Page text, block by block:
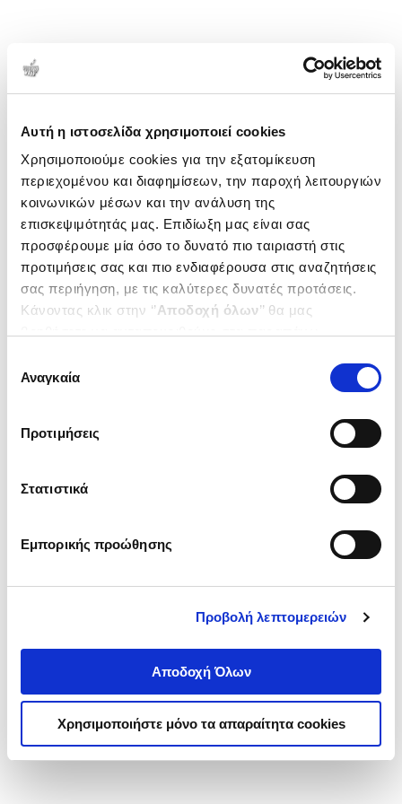
Αυτή η ιστοσελίδα χρησιμοποιεί cookies
Χρησιμοποιούμε cookies για την εξατομίκευση
περιεχομένου και διαφημίσεων, την παροχή λειτουργιών
κοινωνικών μέσων και την ανάλυση της
επισκεψιμότητάς μας. Επιδίωξη μας είναι σας
προσφέρουμε μία όσο το δυνατό πιο ταιριαστή στις
προτιμήσεις σας και πιο ενδιαφέρουσα στις αναζητήσεις
σας περιήγηση, με τις καλύτερες δυνατές προτάσεις.
Κάνοντας κλικ στην ‘’Αποδοχή όλων’’ θα μας
ενδιαφέρουν και να επιλέξετε από τα παρακάτω με την
΄΄και να ενημερωθείτε σχετικά με
συγκατάθεσης
Αναγκαία
Προτιμήσεις
Στατιστικά
Εμπορικής προώθησης
Προβολή λεπτομερειών
Αποδοχή Όλων
Χρησιμοποιήστε μόνο τα απαραίτητα cookies